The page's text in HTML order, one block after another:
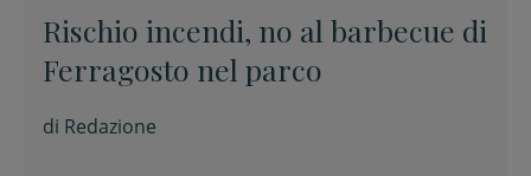
Rischio incendi, no al barbecue di
Ferragosto nel parco
di Redazione